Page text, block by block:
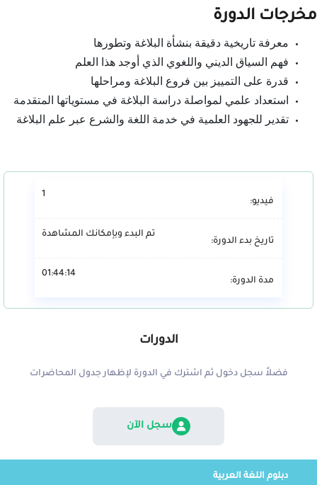
مخرجات الدورة
معرفة تاريخية دقيقة بنشأة البلاغة وتطورها
فهم السياق الديني واللغوي الذي أوجد هذا العلم
قدرة على التمييز بين فروع البلاغة ومراحلها
استعداد علمي لمواصلة دراسة البلاغة في مستوياتها المتقدمة
تقدير للجهود العلمية في خدمة اللغة والشرع عبر علم البلاغة
فيديو:
1
تاريخ بدء الدورة:
تم البدء وبإمكانك المشاهدة
مدة الدورة:
01:44:14
الدورات
فضلاً سجل دخول ثم اشترك في الدورة لإظهار جدول المحاضرات
سجل الآن
دبلوم اللغة العربية